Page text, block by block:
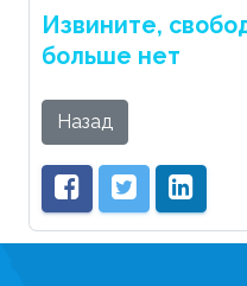
Извините,
больше нет
Назад